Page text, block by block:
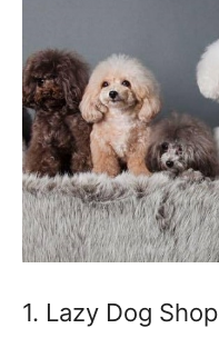
1. Lazy Dog Shop